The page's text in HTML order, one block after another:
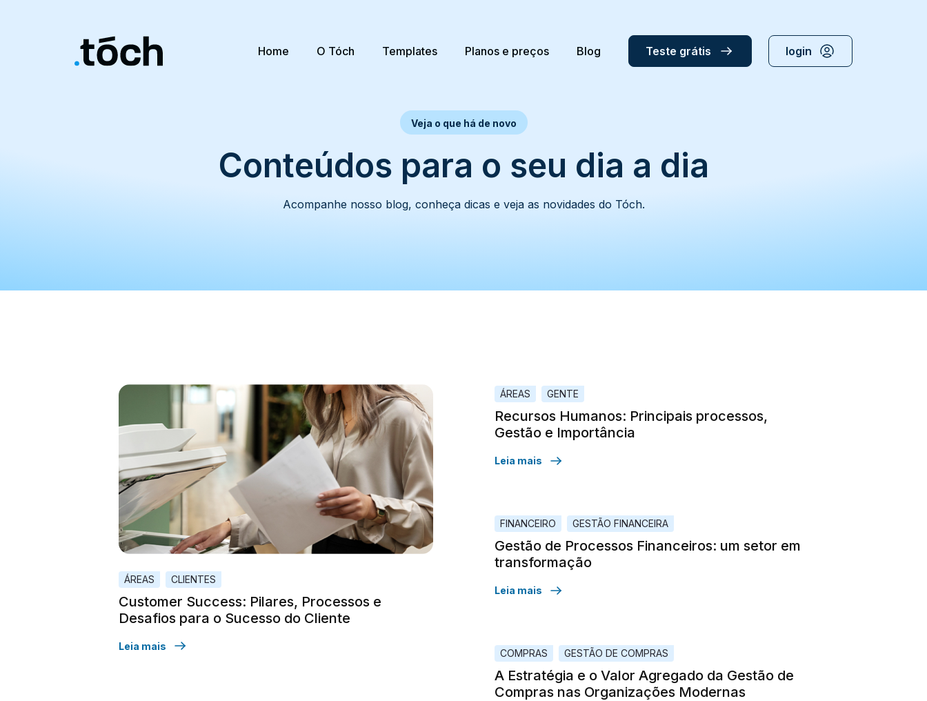
Home O Tóch Templates Planos e preços Blog Teste grátis login
Veja o que há de novo
Conteúdos para o seu dia a dia
Acompanhe nosso blog, conheça dicas e veja as novidades do Tóch.
ÁREAS CLIENTES
Customer Success: Pilares, Processos e
Desafios para o Sucesso do Cliente
Leia mais
ÁREAS GENTE
Recursos Humanos: Principais processos,
Gestão e Importância
Leia mais
FINANCEIRO GESTÃO FINANCEIRA
Gestão de Processos Financeiros: um setor em
transformação
Leia mais
COMPRAS GESTÃO DE COMPRAS
A Estratégia e o Valor Agregado da Gestão de
Compras nas Organizações Modernas